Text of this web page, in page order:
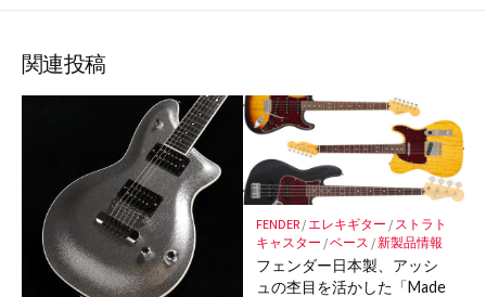
ア
マ
ー
ク
に
保
存
関連投稿
FENDER/ エレキギター / ストラト
キャスター /ベース /新製品情報
フェンダー日本製、アッシ
ュの杢目を活かした「Made